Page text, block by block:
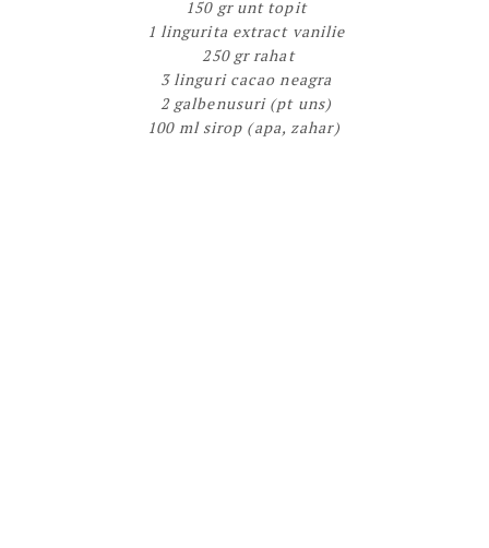
150 gr unt topit
1 lingurita extract vanilie
250 gr rahat
3 linguri cacao neagra
2 galbenusuri (pt uns)
100 ml sirop (apa, zahar)